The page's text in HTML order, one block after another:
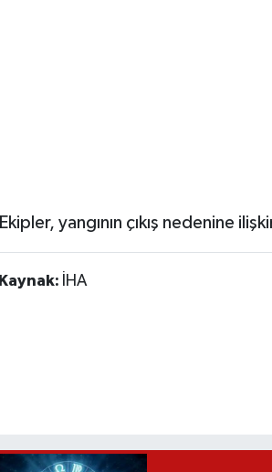
Ekipler, yangının çıkış nedenine
Kaynak: İHA